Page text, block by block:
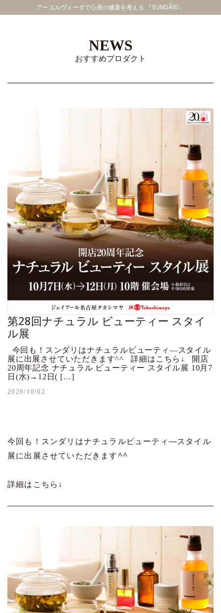
アーユルヴェーダで心身の健康を考える 『SUNDÃRI』
NEWS
おすすめプロダクト
第28回ナチュラル ビューティー スタイ
ル展
今回も！スンダリはナチュラルビューティ―スタイル
展に出展させていただきます^^ 詳細はこちら↓ 開店
20周年記念 ナチュラル ビューティー スタイル展 10月7
日(水)→12日( […]
2020/10/02
今回も！スンダリはナチュラルビューティ―スタイル
展に出展させていただきます^^
詳細はこちら↓